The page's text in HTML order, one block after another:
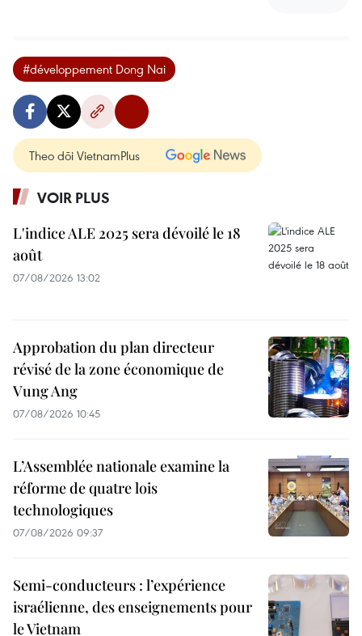
#développement Dong Nai
Theo dõi VietnamPlus
VOIR PLUS
L'indice ALE 2025 sera dévoilé le 18
août
07/08/2026 13:02
Approbation du plan directeur
révisé de la zone économique de
Vung Ang
07/08/2026 10:45
L’Assemblée nationale examine la
réforme de quatre lois
technologiques
07/08/2026 09:37
Semi-conducteurs : l’expérience
israélienne, des enseignements pour
le Vietnam